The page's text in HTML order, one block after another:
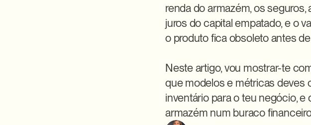
renda do armazém, os
juros do capital empatado, e o
o produto fica obsoleto antes
Neste artigo, vou mostrar-te
que modelos e métricas deves
inventário para o teu negócio,
armazém num buraco